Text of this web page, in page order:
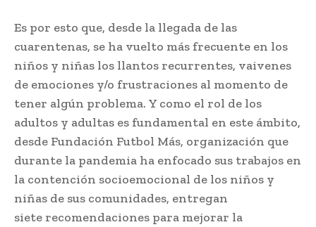
Es por esto que, desde la llegada de las
cuarentenas, se ha vuelto más frecuente en los
niños y niñas los llantos recurrentes, vaivenes
de emociones y/o frustraciones al momento de
tener algún problema. Y como el rol de los
adultos y adultas es fundamental en este ámbito,
desde Fundación Futbol Más, organización que
durante la pandemia ha enfocado sus trabajos en
la contención socioemocional de los niños y
niñas de sus comunidades, entregan
siete recomendaciones para mejorar la